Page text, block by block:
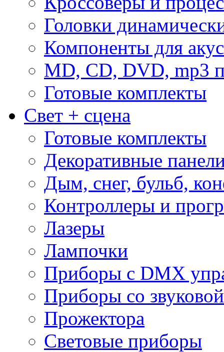
Головки
Компоненты для
MD, CD, DVD, mp3
Готовые комплекты
Свет + сцена
Готовые комплекты
Декоративные
Дым, снег, бульб,
Контроллеры и
Лазеры
Лампочки
Приборы с DMX
Приборы со
Прожектора
Световые приборы